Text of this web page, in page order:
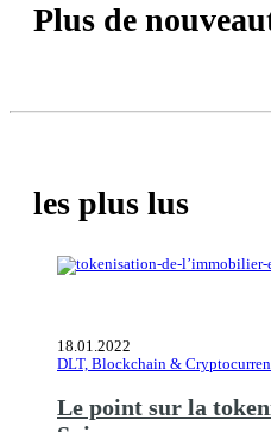
Plus de
les plus lus
18.01.2022
DLT, Blockchain &
Le point sur la